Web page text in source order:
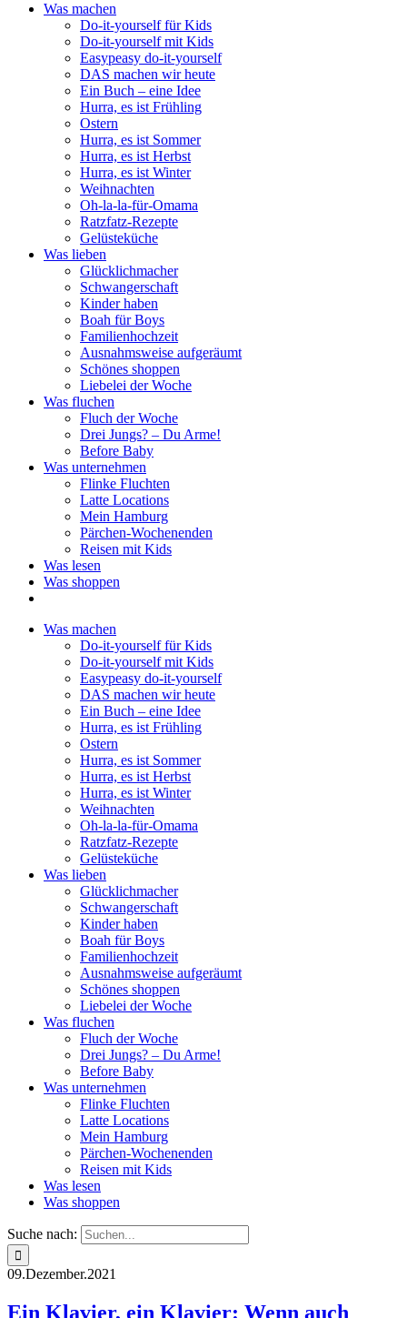
Was machen
Do-it-yourself für Kids
Do-it-yourself mit Kids
Easypeasy do-it-yourself
DAS machen wir heute
Ein Buch – eine Idee
Hurra, es ist Frühling
Ostern
Hurra, es ist Sommer
Hurra, es ist Herbst
Hurra, es ist Winter
Weihnachten
Oh-la-la-für-Omama
Ratzfatz-Rezepte
Gelüsteküche
Was lieben
Glücklichmacher
Schwangerschaft
Kinder haben
Boah für Boys
Familienhochzeit
Ausnahmsweise aufgeräumt
Schönes shoppen
Liebelei der Woche
Was fluchen
Fluch der Woche
Drei Jungs? – Du Arme!
Before Baby
Was unternehmen
Flinke Fluchten
Latte Locations
Mein Hamburg
Pärchen-Wochenenden
Reisen mit Kids
Was lesen
Was shoppen
Was machen
Do-it-yourself für Kids
Do-it-yourself mit Kids
Easypeasy do-it-yourself
DAS machen wir heute
Ein Buch – eine Idee
Hurra, es ist Frühling
Ostern
Hurra, es ist Sommer
Hurra, es ist Herbst
Hurra, es ist Winter
Weihnachten
Oh-la-la-für-Omama
Ratzfatz-Rezepte
Gelüsteküche
Was lieben
Glücklichmacher
Schwangerschaft
Kinder haben
Boah für Boys
Familienhochzeit
Ausnahmsweise aufgeräumt
Schönes shoppen
Liebelei der Woche
Was fluchen
Fluch der Woche
Drei Jungs? – Du Arme!
Before Baby
Was unternehmen
Flinke Fluchten
Latte Locations
Mein Hamburg
Pärchen-Wochenenden
Reisen mit Kids
Was lesen
Was shoppen
Suche nach:
09.Dezember.2021
Ein Klavier, ein Klavier: Wenn auch